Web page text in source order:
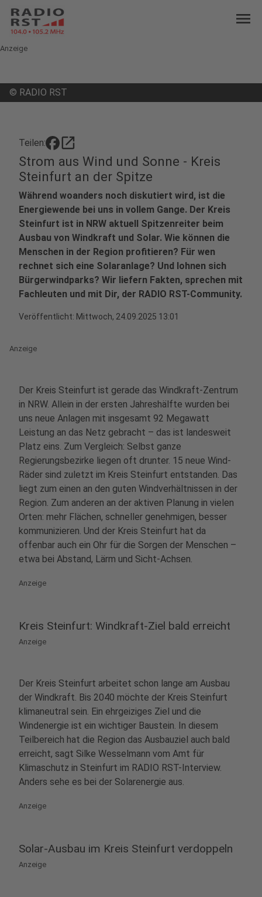
menu
Anzeige
© RADIO RST
Teilen: open_in_new
Strom aus Wind und Sonne - Kreis
Steinfurt an der Spitze
Während woanders noch diskutiert wird, ist die
Energiewende bei uns in vollem Gange. Der Kreis
Steinfurt ist in NRW aktuell Spitzenreiter beim
Ausbau von Windkraft und Solar. Wie können die
Menschen in der Region profitieren? Für wen
rechnet sich eine Solaranlage? Und lohnen sich
Bürgerwindparks? Wir liefern Fakten, sprechen mit
Fachleuten und mit Dir, der RADIO RST-Community.
Veröffentlicht: Mittwoch, 24.09.2025 13:01
Anzeige
Der Kreis Steinfurt ist gerade das Windkraft-Zentrum
in NRW. Allein in der ersten Jahreshälfte wurden bei
uns neue Anlagen mit insgesamt 92 Megawatt
Leistung an das Netz gebracht – das ist landesweit
Platz eins. Zum Vergleich: Selbst ganze
Regierungsbezirke liegen oft drunter. 15 neue Wind-
Räder sind zuletzt im Kreis Steinfurt entstanden. Das
liegt zum einen an den guten Windverhältnissen in der
Region. Zum anderen an der aktiven Planung in vielen
Orten: mehr Flächen, schneller genehmigen, besser
kommunizieren. Und der Kreis Steinfurt hat da
offenbar auch ein Ohr für die Sorgen der Menschen –
etwa bei Abstand, Lärm und Sicht-Achsen.
Anzeige
Kreis Steinfurt: Windkraft-Ziel bald erreicht
Anzeige
Der Kreis Steinfurt arbeitet schon lange am Ausbau
der Windkraft. Bis 2040 möchte der Kreis Steinfurt
klimaneutral sein. Ein ehrgeiziges Ziel und die
Windenergie ist ein wichtiger Baustein. In diesem
Teilbereich hat die Region das Ausbauziel auch bald
erreicht, sagt Silke Wesselmann vom Amt für
Klimaschutz in Steinfurt im RADIO RST-Interview.
Anders sehe es bei der Solarenergie aus.
Anzeige
Solar-Ausbau im Kreis Steinfurt verdoppeln
Anzeige